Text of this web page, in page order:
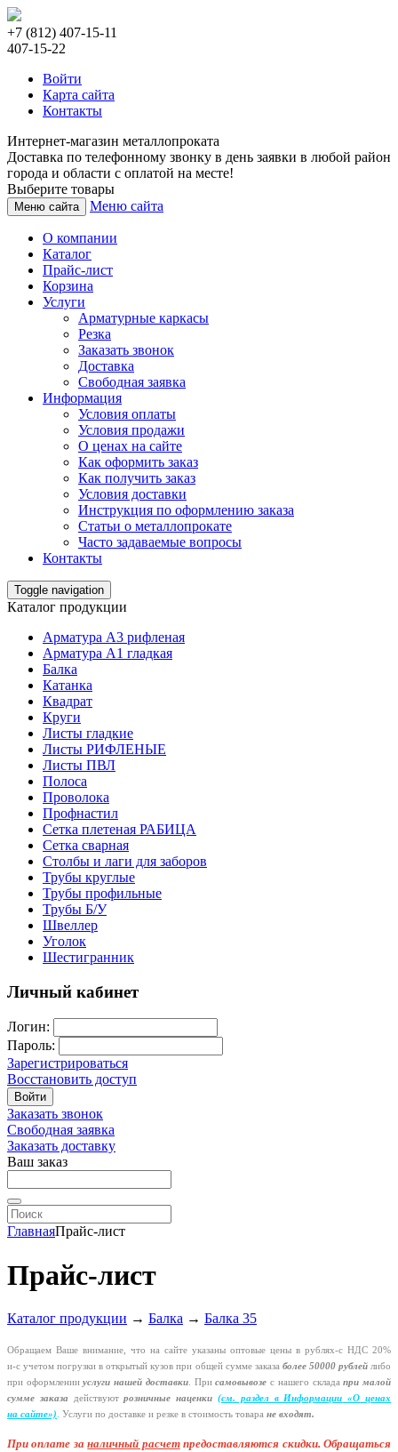
+7 (812) 407-15-11
407-15-22
Войти
Карта сайта
Контакты
Интернет-магазин металлопроката
Доставка по телефонному звонку в день заявки в любой район
города и области с оплатой на месте!
Выберите товары
Меню сайта Меню сайта
О компании
Каталог
Прайс-лист
Корзина
Услуги
Арматурные каркасы
Резка
Заказать звонок
Доставка
Свободная заявка
Информация
Условия оплаты
Условия продажи
О ценах на сайте
Как оформить заказ
Как получить заказ
Условия доставки
Инструкция по оформлению заказа
Статьи о металлопрокате
Часто задаваемые вопросы
Контакты
Toggle navigation
Каталог продукции
Арматура А3 рифленая
Арматура А1 гладкая
Балка
Катанка
Квадрат
Круги
Листы гладкие
Листы РИФЛЕНЫЕ
Листы ПВЛ
Полоса
Проволока
Профнастил
Сетка плетеная РАБИЦА
Сетка сварная
Столбы и лаги для заборов
Трубы круглые
Трубы профильные
Трубы Б/У
Швеллер
Уголок
Шестигранник
Личный кабинет
Логин:
Пароль:
Зарегистрироваться
Восстановить доступ
Войти
Заказать звонок
Свободная заявка
Заказать доставку
Ваш заказ
ГлавнаяПрайс-лист
Прайс-лист
Каталог продукции → Балка → Балка 35
Обращаем Ваше внимание, что на сайте указаны оптовые цены в рублях-с НДС 20%
и-с учетом погрузки в открытый кузов при общей сумме заказа более 50000 рублейлибо
при оформленииуслуги нашей доставки. Присамовывозе с нашего складапри малой
сумме заказа
действуютрозничные наценки (см. раздел в Информации «О ценах
на сайте»). Услуги по доставке и резке в стоимость товара не входят.
При оплате заналичный расчет предоставляются скидки. Обращаться